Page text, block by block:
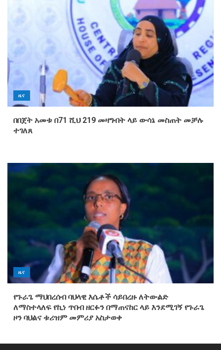
ዜና
በበጀት አመቱ በ71 ሺህ 219 መዛግብት ላይ ውሳኔ መስጠት መቻሉ
ተገለጸ
ዜና
የጉራጌ ማህበረሰብ ባህላዊ እሴቶች ሳይበረዙ ለትውልድ
ለማስተላለፍ የኪነ ጥበብ ዘርፉን በማጠናከር ላይ እንደሚገኝ የጉራጌ
ዞን ባህልና ቱሪዝም መምሪያ አስታወቀ